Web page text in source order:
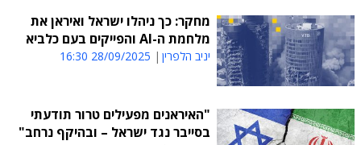
מחקר: כך ניהלו ישראל ואיראן את
מלחמת ה-AI והפייקים בעם כלביא
יניב הלפרין 28/09/2025 16:30
"האיראנים מפעילים טרור תודעתי
בסייבר נגד ישראל – ובהיקף נרחב"